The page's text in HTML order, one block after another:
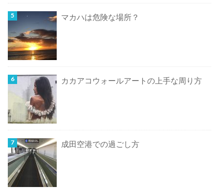
マカハは危険な場所？
カカアコウォールアートの上手な周り方
成田空港での過ごし方